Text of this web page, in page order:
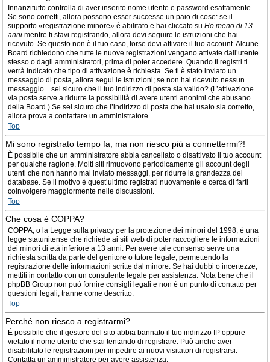
Innanzitutto controlla di aver inserito nome utente e password esattamente.
Se sono corretti, allora possono esser successe un paio di cose: se il
supporto «registrazione minore» è abilitato e hai cliccato su Ho meno di 13
anni mentre ti stavi registrando, allora devi seguire le istruzioni che hai
ricevuto. Se questo non è il tuo caso, forse devi attivare il tuo account. Alcune
Board richiedono che tutte le nuove registrazioni vengano attivate dall’utente
stesso o dagli amministratori, prima di poter accedere. Quando ti registri ti
verrà indicato che tipo di attivazione è richiesta. Se ti è stato inviato un
messaggio di posta, allora segui le istruzioni; se non hai ricevuto nessun
messaggio... sei sicuro che il tuo indirizzo di posta sia valido? (L’attivazione
via posta serve a ridurre la possibilità di avere utenti anonimi che abusano
della Board.) Se sei sicuro che l’indirizzo di posta che hai usato sia corretto,
allora prova a contattare un amministratore.
Top
Mi sono registrato tempo fa, ma non riesco più a connettermi?!
È possibile che un amministratore abbia cancellato o disattivato il tuo account
per qualche ragione. Molti siti rimuovono periodicamente gli account degli
utenti che non hanno mai inviato messaggi, per ridurre la grandezza del
database. Se il motivo è quest’ultimo registrati nuovamente e cerca di farti
coinvolgere maggiormente nelle discussioni.
Top
Che cosa è COPPA?
COPPA, o la Legge sulla privacy per la protezione dei minori del 1998, è una
legge statunitense che richiede ai siti web di poter raccogliere le informazioni
dei minori di età inferiore a 13 anni. Per avere tale consenso serve una
richiesta scritta da parte del genitore o tutore legale, permettendo la
registrazione delle informazioni scritte dal minore. Se hai dubbi o incertezze,
mettiti in contatto con un consulente legale per assistenza. Nota bene che il
phpBB Group non può fornire consigli legali e non è un punto di contatto per
questioni legali, tranne come descritto.
Top
Perché non riesco a registrarmi?
È possibile che il gestore del sito abbia bannato il tuo indirizzo IP oppure
vietato il nome utente che stai tentando di registrare. Può anche aver
disabilitato le registrazioni per impedire ai nuovi visitatori di registrarsi.
Contatta un amministratore per avere assistenza.